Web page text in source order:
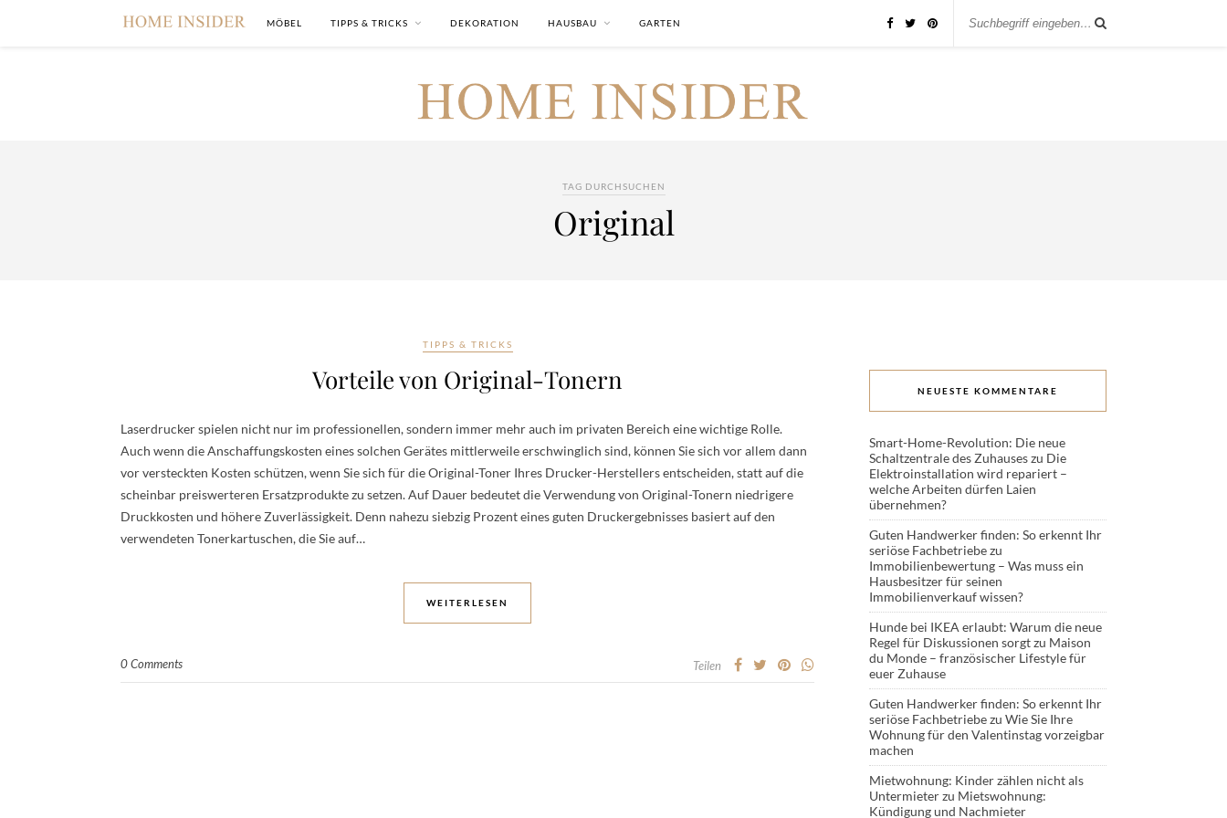
MÖBEL TIPPS & TRICKS DEKORATION HAUSBAU GARTEN
TAG DURCHSUCHEN
Original
TIPPS & TRICKS
Vorteile von Original-Tonern
Laserdrucker spielen nicht nur im professionellen, sondern immer mehr auch im privaten Bereich eine wichtige Rolle.
Auch wenn die Anschaffungskosten eines solchen Gerätes mittlerweile erschwinglich sind, können Sie sich vor allem dann
vor versteckten Kosten schützen, wenn Sie sich für die Original-Toner Ihres Drucker-Herstellers entscheiden, statt auf die
scheinbar preiswerteren Ersatzprodukte zu setzen. Auf Dauer bedeutet die Verwendung von Original-Tonern niedrigere
Druckkosten und höhere Zuverlässigkeit. Denn nahezu siebzig Prozent eines guten Druckergebnisses basiert auf den
verwendeten Tonerkartuschen, die Sie auf…
WEITERLESEN
0 Comments Teilen
NEUESTE KOMMENTARE
Smart-Home-Revolution: Die neue
Schaltzentrale des Zuhauseszu Die
Elektroinstallation wird repariert –
welche Arbeiten dürfen Laien
übernehmen?
Guten Handwerker finden: So erkennt Ihr
seriöse Fachbetriebezu
Immobilienbewertung – Was muss ein
Hausbesitzer für seinen
Immobilienverkauf wissen?
Hunde bei IKEA erlaubt: Warum die neue
Regel für Diskussionen sorgtzu Maison
du Monde – französischer Lifestyle für
euer Zuhause
Guten Handwerker finden: So erkennt Ihr
seriöse Fachbetriebezu Wie Sie Ihre
Wohnung für den Valentinstag vorzeigbar
machen
Mietwohnung: Kinder zählen nicht als
Untermieterzu Mietswohnung:
Kündigung und Nachmieter